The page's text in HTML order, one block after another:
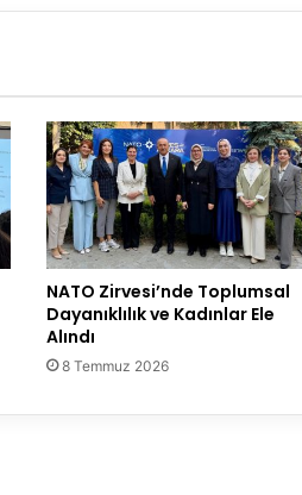
NATO Zirvesi’nde Toplumsal
Dayanıklılık ve Kadınlar Ele
Alındı
8 Temmuz 2026